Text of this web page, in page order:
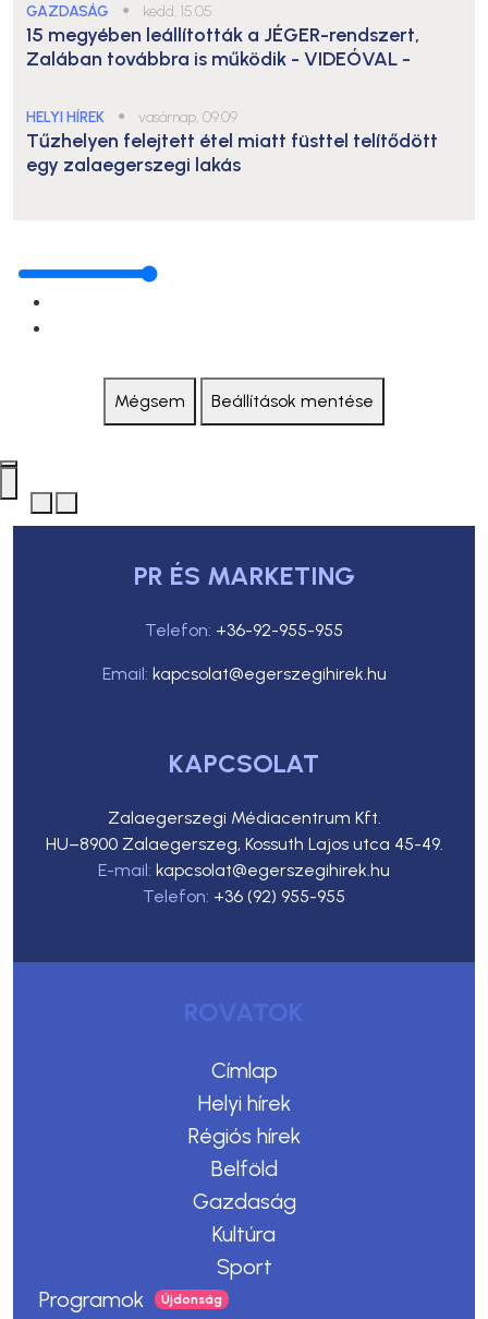
GAZDASÁG ● kedd, 15:05
15 megyében leállították a JÉGER-rendszert,
Zalában továbbra is működik - VIDEÓVAL -
HELYI HÍREK ● vasárnap, 09:09
Tűzhelyen felejtett étel miatt füsttel telítődött
egy zalaegerszegi lakás
Mégsem Beállítások mentése
PR ÉS MARKETING
Telefon: +36-92-955-955
Email: kapcsolat@egerszegihirek.hu
KAPCSOLAT
Zalaegerszegi Médiacentrum Kft.
HU–8900 Zalaegerszeg, Kossuth Lajos utca 45-49.
E-mail: kapcsolat@egerszegihirek.hu
Telefon: +36 (92) 955-955
ROVATOK
Címlap
Helyi hírek
Régiós hírek
Belföld
Gazdaság
Kultúra
Sport
Programok